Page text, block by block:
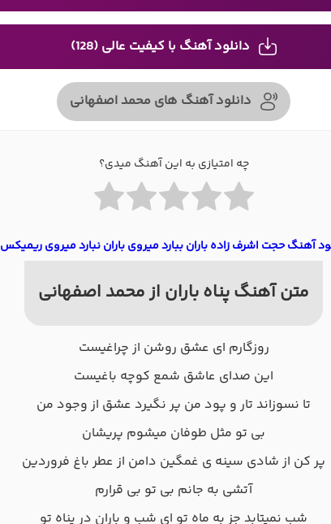
دانلود آهنگ با کیفیت عالی (128)
دانلود آهنگ های محمد اصفهانی
چه امتیازی به این آهنگ میدی؟
آهنگ حجت اشرف زاده باران ببارد میروی باران نبارد میروی ریمیکس
متن آهنگ پناه باران از محمد اصفهانی
روزگارم ای عشق روشن از چراغیست
این صدای عاشق شمع کوچه باغیست
تا نسوزاند تار و پود من پر نگیرد عشق از وجود من
بی تو مثل طوفان میشوم پریشان
پر کن از شادی سینه ی غمگین دامن از عطر باغ فروردین
آتشی به جانم بی تو بی قرارم
شب نمیتابد جز به ماه تو ای شب و باران در پناه تو